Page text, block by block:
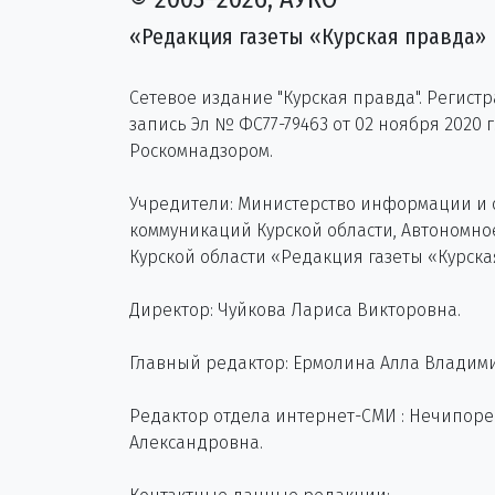
«Редакция газеты «Курская правда»
Сетевое издание "Курская правда".
запись Эл № ФС77-79463 от 02 ноября 2020
Роскомнадзором.
Учредители: Министерство информации и
коммуникаций Курской области,
Курской области «Редакция газеты
Директор: Чуйкова Лариса Викторовна.
Главный редактор: Ермолина Алла
Редактор отдела интернет-СМИ :
Александровна.